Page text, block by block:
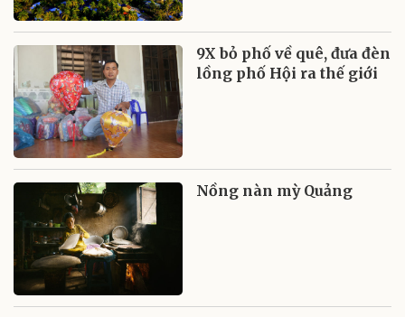
9X bỏ phố về quê, đưa đèn
lồng phố Hội ra thế giới
Nồng nàn mỳ Quảng